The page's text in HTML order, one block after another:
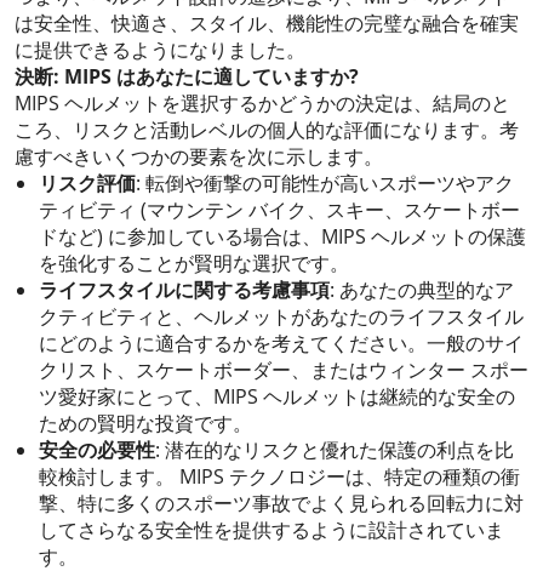
は安全性、快適さ、スタイル、機能性の完璧な融合を確実
に提供できるようになりました。
決断: MIPS はあなたに適していますか?
MIPS ヘルメットを選択するかどうかの決定は、結局のと
ころ、リスクと活動レベルの個人的な評価になります。考
慮すべきいくつかの要素を次に示します。
リスク評価: 転倒や衝撃の可能性が高いスポーツやアク
ティビティ (マウンテン バイク、スキー、スケートボー
ドなど) に参加している場合は、MIPS ヘルメットの保護
を強化することが賢明な選択です。
ライフスタイルに関する考慮事項: あなたの典型的なア
クティビティと、ヘルメットがあなたのライフスタイル
にどのように適合するかを考えてください。一般のサイ
クリスト、スケートボーダー、またはウィンター スポー
ツ愛好家にとって、MIPS ヘルメットは継続的な安全の
ための賢明な投資です。
安全の必要性: 潜在的なリスクと優れた保護の利点を比
較検討します。 MIPS テクノロジーは、特定の種類の衝
撃、特に多くのスポーツ事故でよく見られる回転力に対
してさらなる安全性を提供するように設計されていま
す。